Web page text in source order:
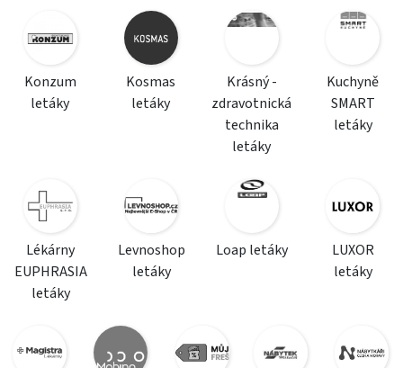
Konzum
letáky
Kosmas
letáky
Krásný -
zdravotnická
technika
letáky
Kuchyně
SMART
letáky
Lékárny
EUPHRASIA
letáky
Levnoshop
letáky
Loap letáky
LUXOR
letáky